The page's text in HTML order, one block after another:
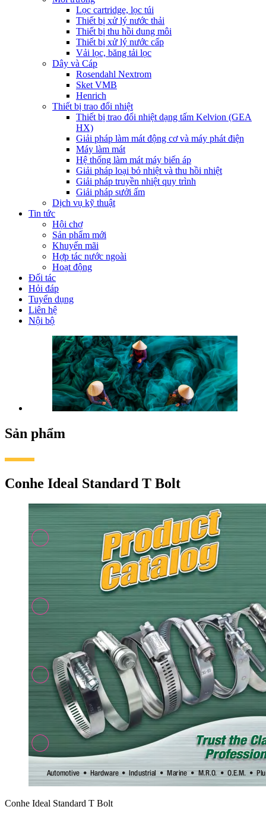
Lọc cartridge, lọc túi
Thiết bị xử lý nước thải
Thiết bị thu hồi dung môi
Thiết bị xử lý nước cấp
Vải lọc, băng tải lọc
Dây và Cáp
Rosendahl Nextrom
Sket VMB
Henrich
Thiết bị trao đổi nhiệt
Thiết bị trao đổi nhiệt dạng tấm Kelvion (GEA
HX)
Giải pháp làm mát động cơ và máy phát điện
Máy làm mát
Hệ thống làm mát máy biến áp
Giải pháp loại bỏ nhiệt và thu hồi nhiệt
Giải pháp truyền nhiệt quy trình
Giải pháp sưởi ấm
Dịch vụ kỹ thuật
Tin tức
Hội chợ
Sản phẩm mới
Khuyến mãi
Hợp tác nước ngoài
Hoạt động
Đối tác
Hỏi đáp
Tuyển dụng
Liên hệ
Nội bộ
Sản phẩm
Conhe Ideal Standard T Bolt
Conhe Ideal Standard T Bolt